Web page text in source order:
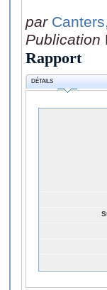
par
Publication
Rapport
DÉTAILS